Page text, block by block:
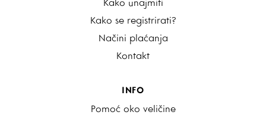
Kako unajmiti
Kako se registrirati?
Načini plaćanja
Kontakt
INFO
Pomoć oko veličine